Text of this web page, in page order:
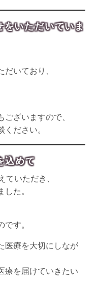
をいただいていま
いており、
ざいますので、
ださい。
込めて
ていただき、
た。
す。
医療を大切にしなが
療を届けていきたい